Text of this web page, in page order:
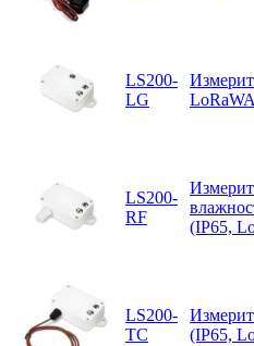
LS200-
LG
LS200-
RF
(IP65,
LS200-
TC
(IP65,